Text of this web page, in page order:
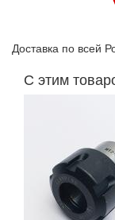
Доставка по всей
С этим